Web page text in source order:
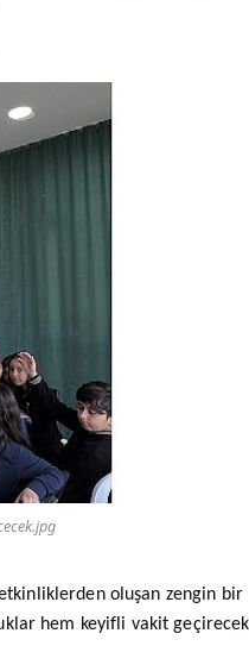
oluşan zengin bir
hem keyifli vakit geçirecek